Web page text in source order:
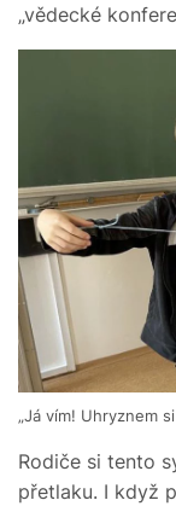
„vědecké
„Já vím! Uhryznem
Rodiče si tento
přetlaku. I když